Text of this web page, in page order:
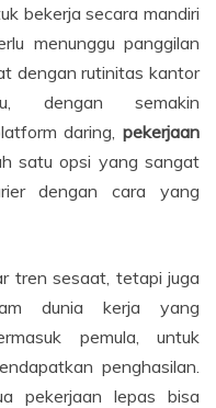
bekerja secara mandiri
menunggu panggilan
dengan rutinitas kantor
dengan semakin
daring, pekerjaan
satu opsi yang sangat
dengan cara yang
tren sesaat, tetapi juga
dunia kerja yang
pemula, untuk
penghasilan.
pekerjaan lepas bisa